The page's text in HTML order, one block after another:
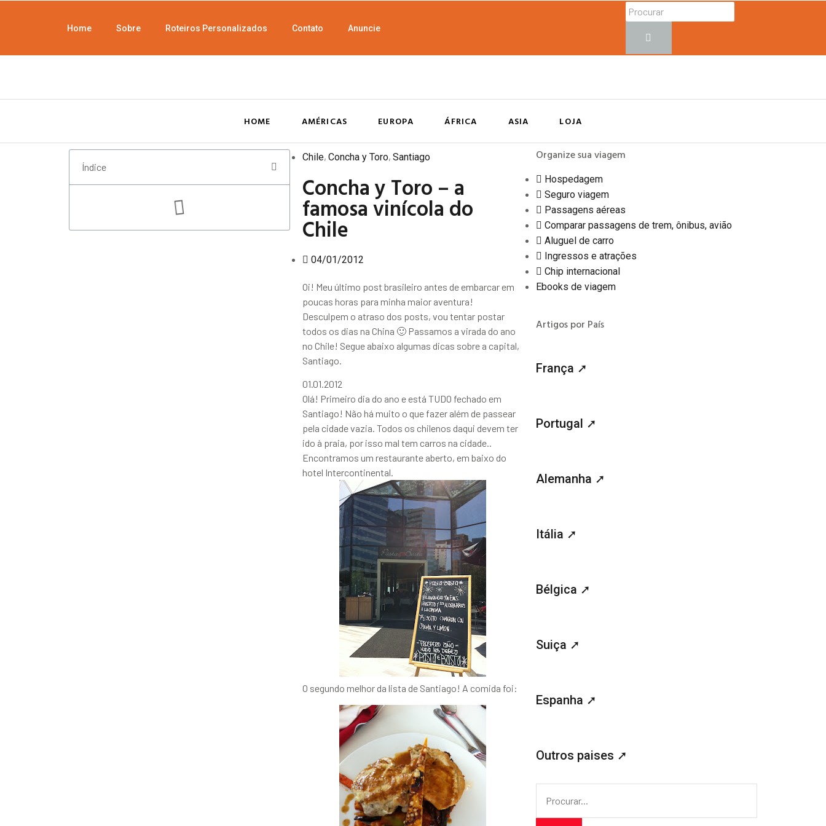
Home Sobre Roteiros Personalizados Contato Anuncie
HOME AMÉRICAS EUROPA ÁFRICA ASIA LOJA
Índice
Chile, Concha y Toro, Santiago
Concha y Toro – a
famosa vinícola do
Chile
04/01/2012
Oi! Meu último post brasileiro antes de embarcar em
poucas horas para minha maior aventura!
Desculpem o atraso dos posts, vou tentar postar
todos os dias na China 🙂 Passamos a virada do ano
no Chile! Segue abaixo algumas dicas sobre a capital,
Santiago.
01.01.2012
Olá! Primeiro dia do ano e está TUDO fechado em
Santiago! Não há muito o que fazer além de passear
pela cidade vazia. Todos os chilenos daqui devem ter
ido à praia, por isso mal tem carros na cidade..
Encontramos um restaurante aberto, em baixo do
hotel Intercontinental.
O segundo melhor da lista de Santiago! A comida foi:
Organize sua viagem
Hospedagem
Seguro viagem
Passagens aéreas
Comparar passagens de trem, ônibus, avião
Aluguel de carro
Ingressos e atrações
Chip internacional
Ebooks de viagem
Artigos por País
França ➚
Portugal ➚
Alemanha ➚
Itália ➚
Bélgica ➚
Suiça ➚
Espanha ➚
Outros paises ➚